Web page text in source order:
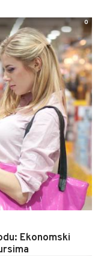
Ekonomski
0